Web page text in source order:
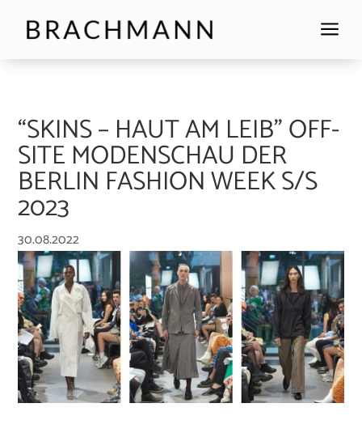
a
“SKINS – HAUT AM LEIB” OFF-
SITE MODENSCHAU DER
BERLIN FASHION WEEK S/S
2023
30.08.2022